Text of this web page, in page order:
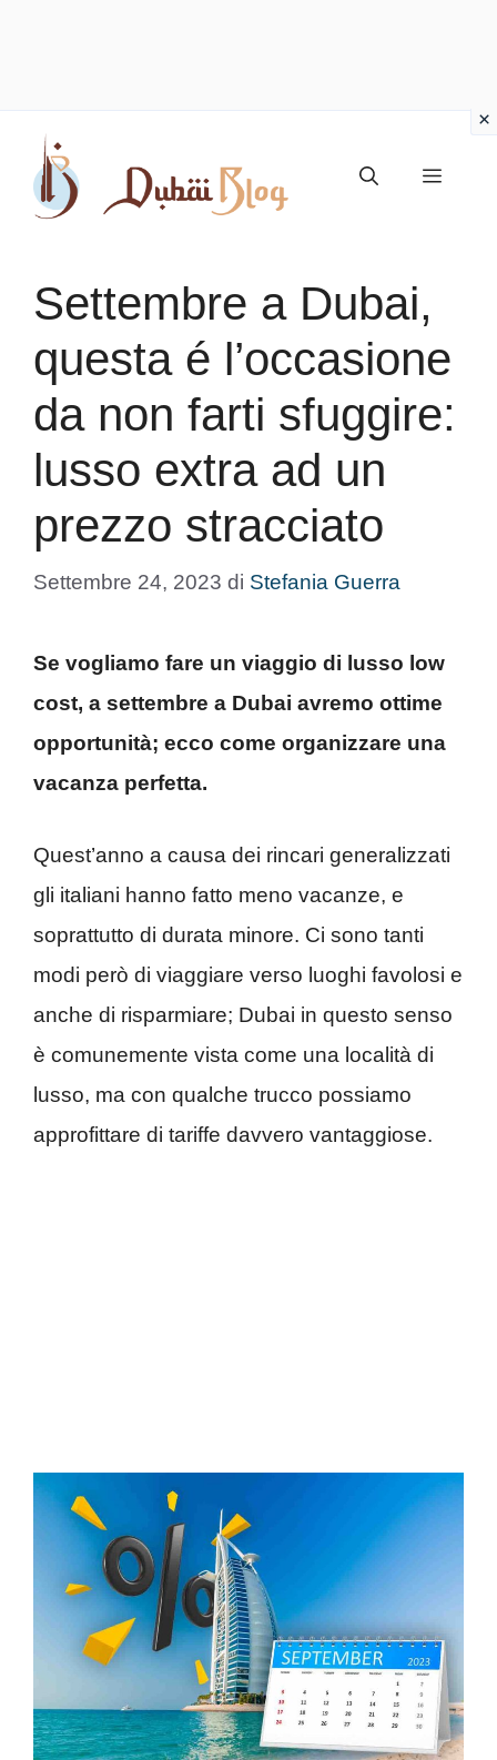
contenuto
Menu
Settembre a Dubai,
questa é l’occasione
da non farti sfuggire:
lusso extra ad un
prezzo stracciato
Settembre 24, 2023 di Stefania Guerra
Se vogliamo fare un viaggio di lusso low
cost, a settembre a Dubai avremo ottime
opportunità; ecco come organizzare una
vacanza perfetta.
Quest’anno a causa dei rincari generalizzati
gli italiani hanno fatto meno vacanze, e
soprattutto di durata minore. Ci sono tanti
modi però di viaggiare verso luoghi favolosi e
anche di risparmiare; Dubai in questo senso
è comunemente vista come una località di
lusso, ma con qualche trucco possiamo
approfittare di tariffe davvero vantaggiose.